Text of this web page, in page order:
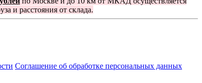
и расстояния от склада.
Соглашение об обработке персональных данных